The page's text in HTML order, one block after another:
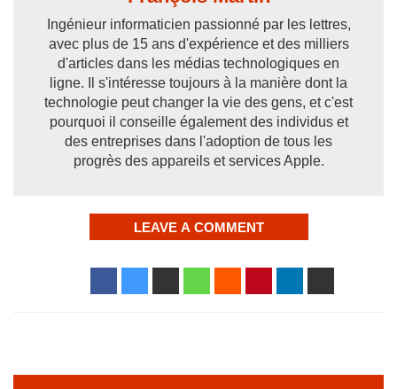
Ingénieur informaticien passionné par les lettres,
avec plus de 15 ans d'expérience et des milliers
d'articles dans les médias technologiques en
ligne. Il s'intéresse toujours à la manière dont la
technologie peut changer la vie des gens, et c'est
pourquoi il conseille également des individus et
des entreprises dans l'adoption de tous les
progrès des appareils et services Apple.
LEAVE A COMMENT